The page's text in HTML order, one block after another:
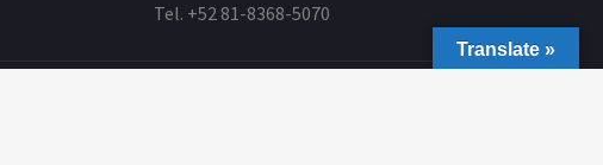
Tel. +52 81-8368-5070
Translate »